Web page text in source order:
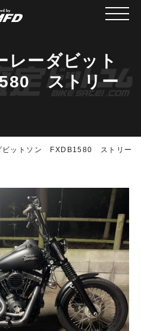
メニ
レーダビット
ストリー
ビットソン FXDB1580 ストリー